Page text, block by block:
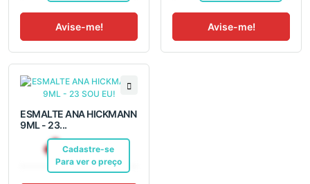
Avise-me! Avise-me!
ESMALTE ANA HICKMANN
9ML - 23...
Cadastre-se
Para ver o preço
R$ 7,04Pix